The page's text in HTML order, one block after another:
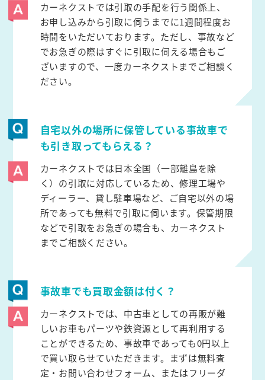
カーネクストでは引取の手配を行う関係上、
お申し込みから引取に伺うまでに1週間程度お
時間をいただいております。ただし、事故など
でお急ぎの際はすぐに引取に伺える場合もご
ざいますので、一度カーネクストまでご相談く
ださい。
自宅以外の場所に保管している事故車で
も引き取ってもらえる？
カーネクストでは日本全国（一部離島を除
く）の引取に対応しているため、修理工場や
ディーラー、貸し駐車場など、ご自宅以外の場
所であっても無料で引取に伺います。保管期限
などで引取をお急ぎの場合も、カーネクスト
までご相談ください。
事故車でも買取金額は付く？
カーネクストでは、中古車としての再販が難
しいお車もパーツや鉄資源として再利用する
ことができるため、事故車であっても0円以上
で買い取らせていただきます。まずは無料査
定・お問い合わせフォーム、またはフリーダ